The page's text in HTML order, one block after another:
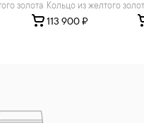
золота Кольцо из желтого
113 900 ₽